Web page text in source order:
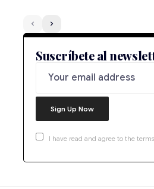
Suscríbete al
I have read and agree to the